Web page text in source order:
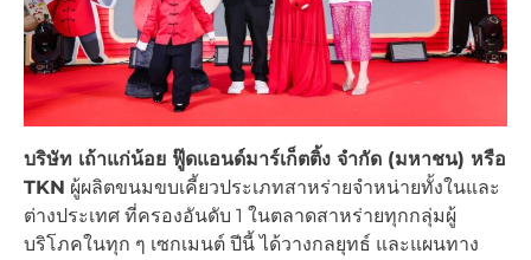
บริษัท เถ้าแก่น้อย ฟู๊ดแอนด์มาร์เก็ตติ้ง จำกัด (มหาชน) หรือ
TKN ผู้ผลิตขนมขบเคี้ยวประเภทสาหร่ายจำหน่ายทั้งในและ
ต่างประเทศ ที่ครองอันดับ 1 ในตลาดสาหร่ายทุกกลุ่มผู้
บริโภคในทุก ๆ เซกเมนต์ ปีนี้ ได้วางกลยุทธ์ และแผนทาง